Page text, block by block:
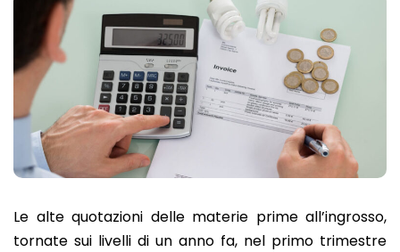
Le alte quotazioni delle materie prime all’ingrosso,
tornate sui livelli di un anno fa, nel primo trimestre